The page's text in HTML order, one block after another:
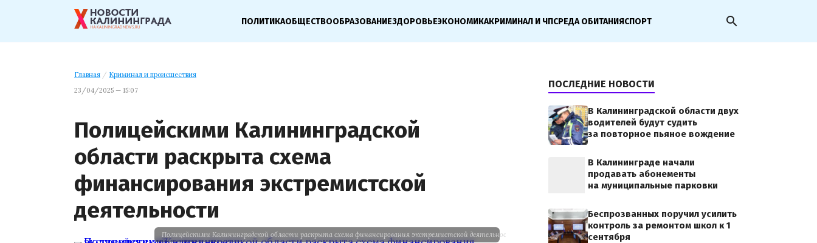
ПОЛИТИКАОБЩЕСТВООБРАЗОВАНИЕЗДОРОВЬЕЭКОНОМИКАКРИМИНАЛ И ЧПСРЕДА ОБИТАНИЯСПОРТ search
Главная / Криминал и происшествия
23/04/2025 — 15:07
Полицейскими Калининградской
области раскрыта схема
финансирования экстремистской
деятельности
Полицейскими Калининградской области раскрыта схема финансирования экстремистской деятельности
ПОСЛЕДНИЕ НОВОСТИ
В Калининградской области двух
водителей будут судить
за повторное пьяное вождение
В Калининграде начали
продавать абонементы
на муниципальные парковки
Беспрозванных поручил усилить
контроль за ремонтом школ к 1
сентября